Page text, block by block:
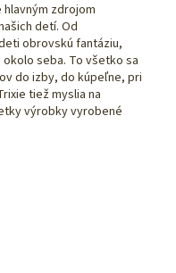
zdrojom
detí. Od
obrovskú fantáziu,
seba. To všetko sa
do izby, do kúpeľne, pri
tiež myslia na
výrobky vyrobené